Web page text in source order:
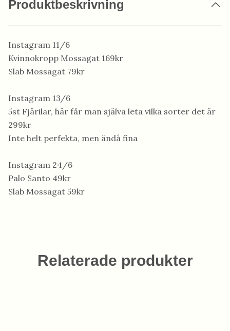
Produktbeskrivning
Instagram 11/6
Kvinnokropp Mossagat 169kr
Slab Mossagat 79kr
Instagram 13/6
5st Fjärilar, här får man själva leta vilka sorter det är
299kr
Inte helt perfekta, men ändå fina
Instagram 24/6
Palo Santo 49kr
Slab Mossagat 59kr
Relaterade produkter